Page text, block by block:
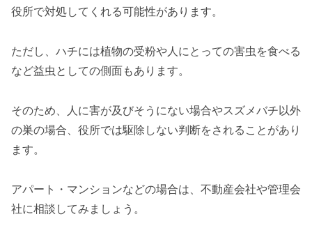
役所で対処してくれる可能性があります。
ただし、ハチには植物の受粉や人にとっての害虫を食べる
など益虫としての側面もあります。
そのため、人に害が及びそうにない場合やスズメバチ以外
の巣の場合、役所では駆除しない判断をされることがあり
ます。
アパート・マンションなどの場合は、不動産会社や管理会
社に相談してみましょう。